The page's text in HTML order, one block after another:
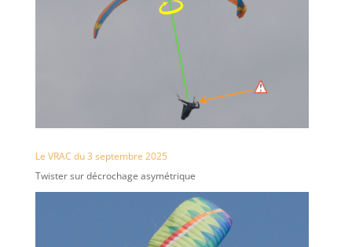
Le VRAC du 3 septembre 2025
Twister sur décrochage asymétrique